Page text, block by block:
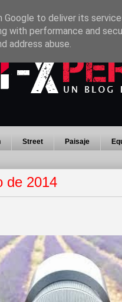
Street Paisaje
de 2014
to deliver its
with performance and
address abuse.